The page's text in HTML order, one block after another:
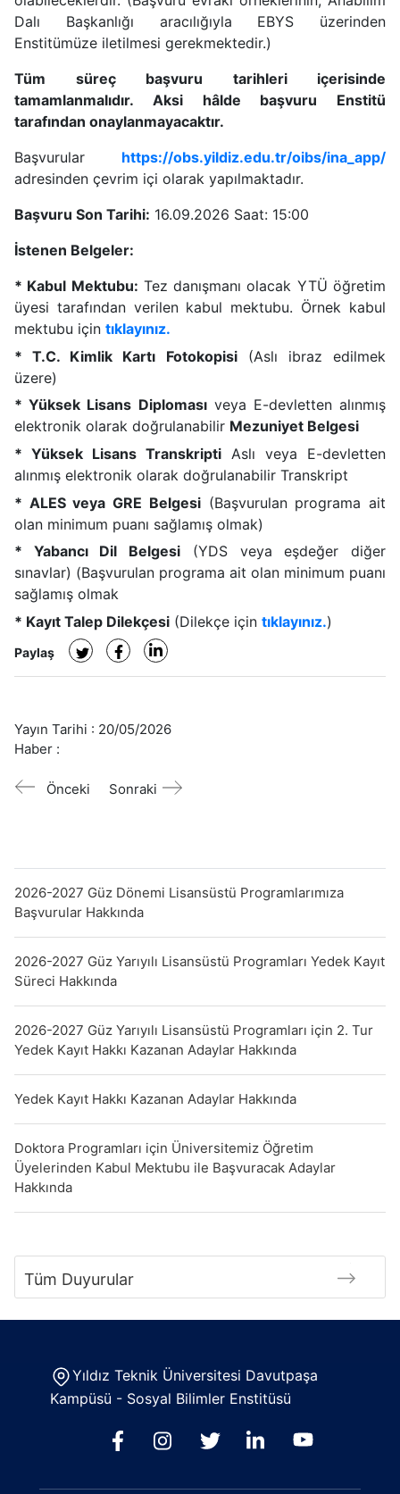
Dalı Başkanlığı aracılığıyla EBYS üzerinden
Enstitümüze iletilmesi gerekmektedir.)
Tüm süreç başvuru tarihleri içerisinde
tamamlanmalıdır. Aksi hâlde başvuru Enstitü
tarafından onaylanmayacaktır.
Başvurular https://obs.yildiz.edu.tr/oibs/ina_app/
adresinden çevrim içi olarak yapılmaktadır.
Başvuru Son Tarihi: 16.09.2026 Saat: 15:00
İstenen Belgeler:
* Kabul Mektubu: Tez danışmanı olacak YTÜ öğretim
üyesi tarafından verilen kabul mektubu. Örnek kabul
mektubu için tıklayınız.
* T.C. Kimlik Kartı Fotokopisi(Aslı ibraz edilmek
üzere)
* Yüksek Lisans Diplomasıveya E-devletten alınmış
elektronik olarak doğrulanabilir Mezuniyet Belgesi
* Yüksek Lisans Transkripti Aslı veya E-devletten
alınmış elektronik olarak doğrulanabilir Transkript
* ALES veya GRE Belgesi(Başvurulan programa ait
olan minimum puanı sağlamış olmak)
* Yabancı Dil Belgesi (YDS veya eşdeğer diğer
sınavlar) (Başvurulan programa ait olan minimum puanı
sağlamış olmak
* Kayıt Talep Dilekçesi (Dilekçe için tıklayınız.)
Paylaş
Yayın Tarihi : 20/05/2026
Haber :
Önceki Sonraki
2026-2027 Güz Dönemi Lisansüstü Programlarımıza
Başvurular Hakkında
2026-2027 Güz Yarıyılı Lisansüstü Programları Yedek Kayıt
Süreci Hakkında
2026-2027 Güz Yarıyılı Lisansüstü Programları için 2. Tur
Yedek Kayıt Hakkı Kazanan Adaylar Hakkında
Yedek Kayıt Hakkı Kazanan Adaylar Hakkında
Doktora Programları için Üniversitemiz Öğretim
Üyelerinden Kabul Mektubu ile Başvuracak Adaylar
Hakkında
Tüm Duyurular
Yıldız Teknik Üniversitesi Davutpaşa
Kampüsü - Sosyal Bilimler Enstitüsü